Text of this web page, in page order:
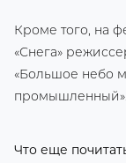
Кроме того, на
«Снега»
«Большое небо
промышленный».
Что еще